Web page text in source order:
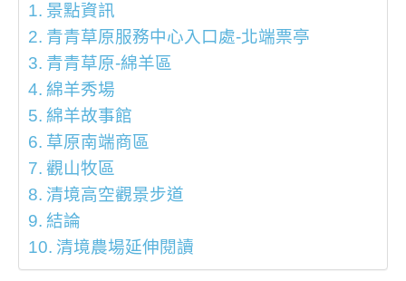
景點資訊
青青草原服務中心入口處-北端票亭
青青草原-綿羊區
綿羊秀場
綿羊故事館
草原南端商區
觀山牧區
清境高空觀景步道
結論
清境農場延伸閱讀